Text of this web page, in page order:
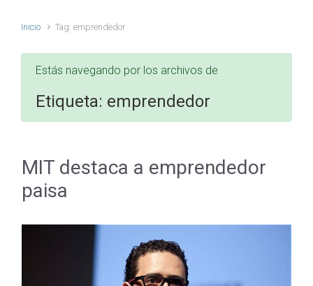
Inicio Tag: emprendedor
Estás navegando por los archivos de
Etiqueta: emprendedor
MIT destaca a emprendedor
paisa